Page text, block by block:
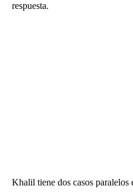
respuesta.
Khalil tiene dos casos paralelos